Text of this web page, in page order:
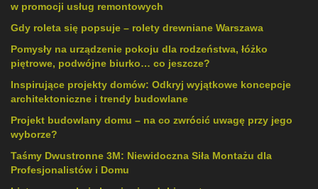
w promocji usług remontowych
Gdy roleta się popsuje – rolety drewniane Warszawa
Pomysły na urządzenie pokoju dla rodzeństwa, łóżko
piętrowe, podwójne biurko… co jeszcze?
Inspirujące projekty domów: Odkryj wyjątkowe koncepcje
architektoniczne i trendy budowlane
Projekt budowlany domu – na co zwrócić uwagę przy jego
wyborze?
Taśmy Dwustronne 3M: Niewidoczna Siła Montażu dla
Profesjonalistów i Domu